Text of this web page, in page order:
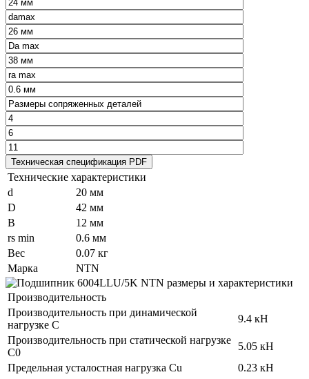
Технические характеристики
d
20 мм
D
42 мм
B
12 мм
rs min
0.6 мм
Вес
0.07 кг
Марка
NTN
Производительность
Производительность при динамической
нагрузке C
9.4 кН
Производительность при статической нагрузке
C0
5.05 кН
Предельная усталостная нагрузка Cu
0.23 кН